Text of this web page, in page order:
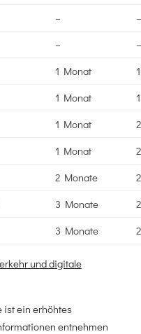
–
–
–
–
1 Monat
1
1 Monat
1
1 Monat
2
1 Monat
2
2 Monate
2
3 Monate
2
3 Monate 2
und digitale
ist ein erhöhtes
entnehmen